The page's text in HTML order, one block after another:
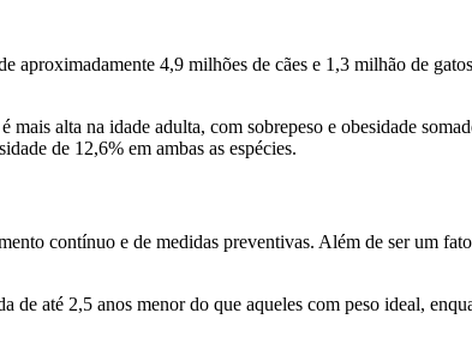
aproximadamente 4,9 milhões de cães e 1,3 milhão de
mais alta na idade adulta, com sobrepeso e obesidade
de 12,6% em ambas as espécies.
contínuo e de medidas preventivas. Além de ser um
de até 2,5 anos menor do que aqueles com peso ideal,